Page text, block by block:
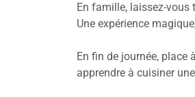
En famille, laissez-vous
Une expérience
En fin de journée, place
apprendre à cuisiner une